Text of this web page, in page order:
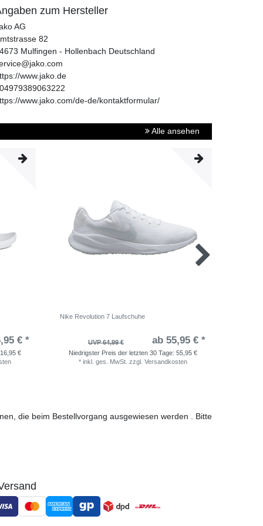
zum Hersteller
AG
82
Mulfingen - Hollenbach Deutschland
www.jako.de
www.jako.com/de-de/kontaktformular/
Alle ansehen
€ *
16,95 €
Nike Revolution 7 Laufschuhe
UVP 64,99 € ab 55,95 € *
Niedrigster Preis der letzten 30 Tage: 55,95 €
* inkl. ges. MwSt. zzgl. Versandkosten
die beim Bestellvorgang ausgewiesen werden . Bitte